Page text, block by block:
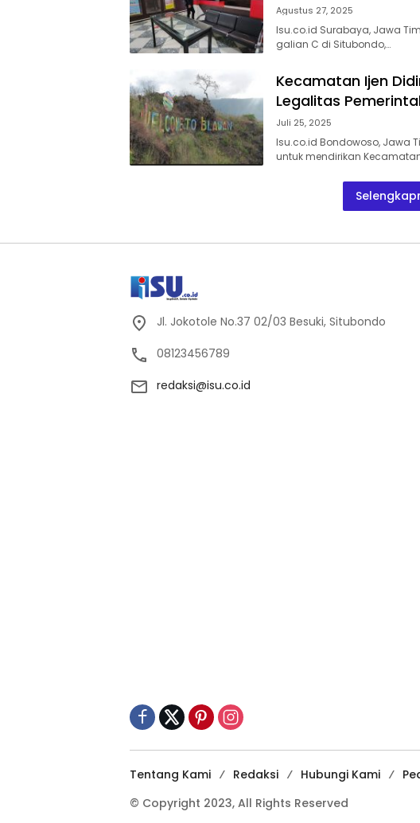
Agustus 27, 2025
Isu.co.id Surabaya, Jawa
galian C di Situbondo,…
Kecamatan Ijen
Legalitas
Juli 25, 2025
Isu.co.id Bondowoso, Jawa
untuk mendirikan
Jl. Jokotole No.37 02/03 Besuki, Situbondo
08123456789
redaksi@isu.co.id
Tentang Kami Redaksi Hubungi Kami
© Copyright 2023, All Rights Reserved